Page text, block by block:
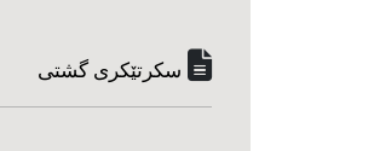
سکرتێکری گشتی